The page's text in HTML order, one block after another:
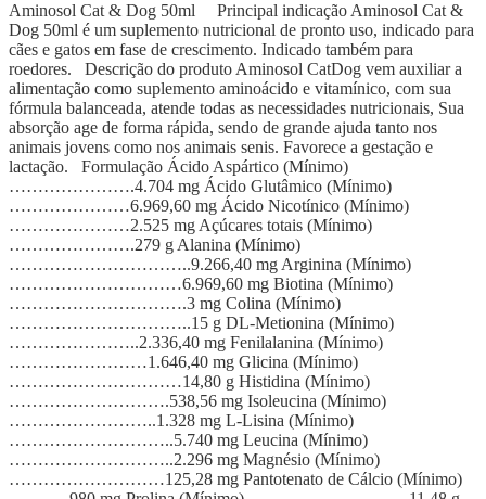
Aminosol Cat & Dog 50ml Principal indicação Aminosol Cat &
Dog 50ml é um suplemento nutricional de pronto uso, indicado para
cães e gatos em fase de crescimento. Indicado também para
roedores. Descrição do produto Aminosol CatDog vem auxiliar a
alimentação como suplemento aminoácido e vitamínico, com sua
fórmula balanceada, atende todas as necessidades nutricionais, Sua
absorção age de forma rápida, sendo de grande ajuda tanto nos
animais jovens como nos animais senis. Favorece a gestação e
lactação. Formulação Ácido Aspártico (Mínimo)
………………….4.704 mg Ácido Glutâmico (Mínimo)
…………………6.969,60 mg Ácido Nicotínico (Mínimo)
…………………2.525 mg Açúcares totais (Mínimo)
………………….279 g Alanina (Mínimo)
…………………………..9.266,40 mg Arginina (Mínimo)
…………………………6.969,60 mg Biotina (Mínimo)
………………………….3 mg Colina (Mínimo)
…………………………..15 g DL-Metionina (Mínimo)
…………………..2.336,40 mg Fenilalanina (Mínimo)
……………………1.646,40 mg Glicina (Mínimo)
…………………………14,80 g Histidina (Mínimo)
……………………….538,56 mg Isoleucina (Mínimo)
……………………..1.328 mg L-Lisina (Mínimo)
………………………..5.740 mg Leucina (Mínimo)
………………………..2.296 mg Magnésio (Mínimo)
………………………125,28 mg Pantotenato de Cálcio (Mínimo)